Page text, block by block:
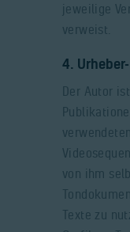
jeweilige
verweist.
4.
Der Autor
von ihm
Texte zu